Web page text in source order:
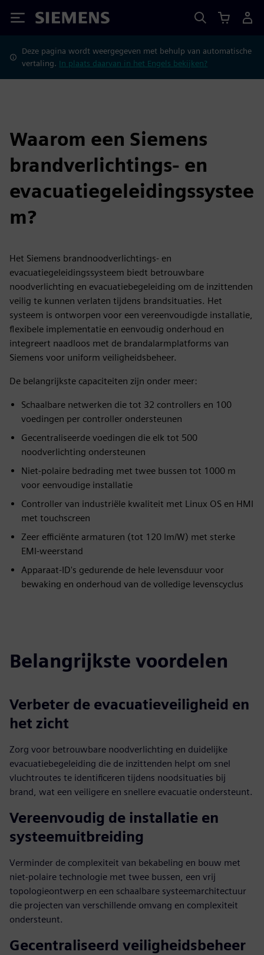
Siemens
Deze pagina wordt weergegeven met behulp van automatische
vertaling. In plaats daarvan in het Engels bekijken?
Waarom een Siemens
brandverlichtings- en
evacuatiegeleidingssystee
m?
Het Siemens brandnoodverlichtings- en
evacuatiegeleidingssysteem biedt betrouwbare
noodverlichting en evacuatiebegeleiding om de inzittenden
veilig te kunnen verlaten tijdens brandsituaties. Het
systeem is ontworpen voor een vereenvoudigde installatie,
flexibele implementatie en eenvoudig onderhoud en
integreert naadloos met de brandalarmplatforms van
Siemens voor uniform veiligheidsbeheer.
De belangrijkste capaciteiten zijn onder meer:
Schaalbare netwerken die tot 32 controllers en 100
voedingen per controller ondersteunen
Gecentraliseerde voedingen die elk tot 500
noodverlichting ondersteunen
Niet-polaire bedrading met twee bussen tot 1000 m
voor eenvoudige installatie
Controller van industriële kwaliteit met Linux OS en HMI
met touchscreen
Zeer efficiënte armaturen (tot 120 lm/W) met sterke
EMI-weerstand
Apparaat-ID's gedurende de hele levensduur voor
bewaking en onderhoud van de volledige levenscyclus
Belangrijkste voordelen
Verbeter de evacuatieveiligheid en
het zicht
Zorg voor betrouwbare noodverlichting en duidelijke
evacuatiebegeleiding die de inzittenden helpt om snel
vluchtroutes te identificeren tijdens noodsituaties bij
brand, wat een veiligere en snellere evacuatie ondersteunt.
Vereenvoudig de installatie en
systeemuitbreiding
Verminder de complexiteit van bekabeling en bouw met
niet-polaire technologie met twee bussen, een vrij
topologieontwerp en een schaalbare systeemarchitectuur
die projecten van verschillende omvang en complexiteit
ondersteunt.
Gecentraliseerd veiligheidsbeheer